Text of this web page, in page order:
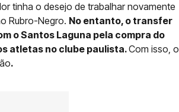
tinha o desejo de trabalhar novamente
Rubro-Negro. No entanto, o transfer
o Santos Laguna pela compra do
atletas no clube paulista.Com isso, o
.